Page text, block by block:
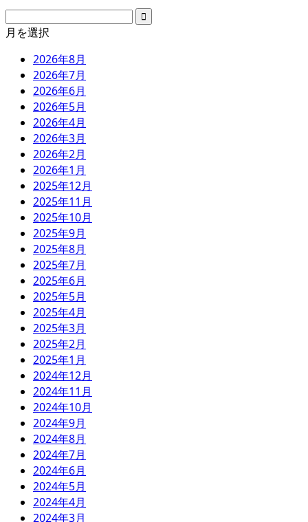
月を選択
2026年8月
2026年7月
2026年6月
2026年5月
2026年4月
2026年3月
2026年2月
2026年1月
2025年12月
2025年11月
2025年10月
2025年9月
2025年8月
2025年7月
2025年6月
2025年5月
2025年4月
2025年3月
2025年2月
2025年1月
2024年12月
2024年11月
2024年10月
2024年9月
2024年8月
2024年7月
2024年6月
2024年5月
2024年4月
2024年3月